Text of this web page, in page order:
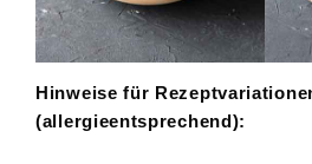
Hinweise für
(allergieentsprechend):